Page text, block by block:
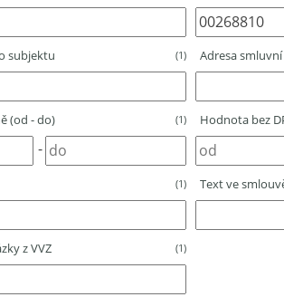
subjektu (1)
(od - do) (1)
-
(1)
z VVZ (1)
Adresa
Hodnota bez
Text ve